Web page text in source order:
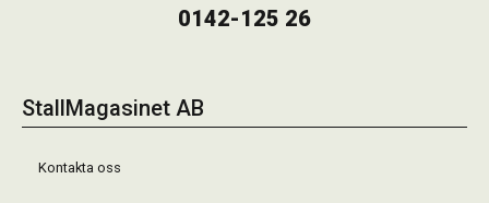
0142-125 26
StallMagasinet AB
Kontakta oss